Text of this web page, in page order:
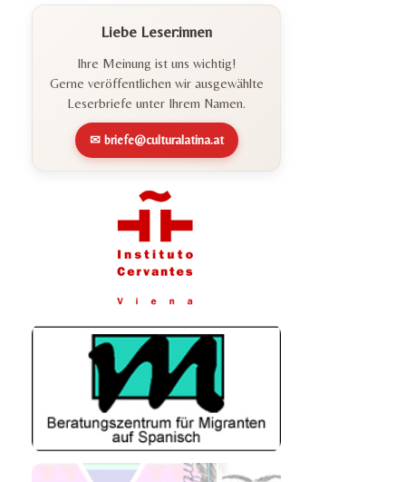
Liebe Leser:innen
Ihre Meinung ist uns wichtig!
Gerne veröffentlichen wir ausgewählte
Leserbriefe unter Ihrem Namen.
✉ briefe@culturalatina.at